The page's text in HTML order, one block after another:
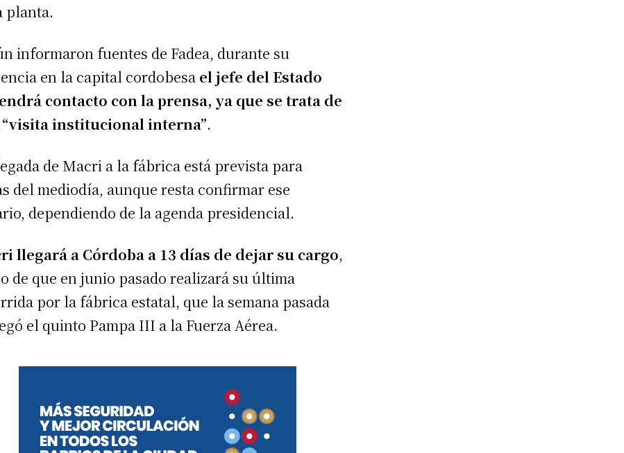
planta.
informaron fuentes de Fadea, durante su
en la capital cordobesa el jefe del Estado
contacto con la prensa, ya que se trata de
institucional interna”.
de Macri a la fábrica está prevista para
del mediodía, aunque resta confirmar ese
dependiendo de la agenda presidencial.
llegará a Córdoba a 13 días de dejar su cargo,
de que en junio pasado realizará su última
por la fábrica estatal, que la semana pasada
el quinto Pampa III a la Fuerza Aérea.